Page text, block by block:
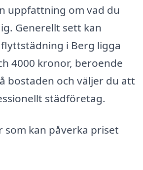
uppfattning om vad du
Generellt sett kan
i Berg ligga
4000 kronor, beroende
bostaden och väljer du att
städföretag.
som kan påverka priset